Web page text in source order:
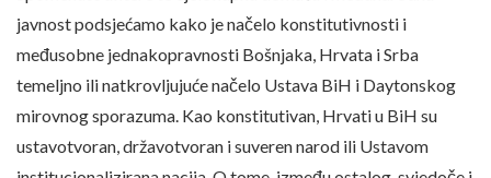
javnost podsjećamo kako je načelo konstitutivnosti i
međusobne jednakopravnosti Bošnjaka, Hrvata i Srba
temeljno ili natkrovljujuće načelo Ustava BiH i Daytonskog
mirovnog sporazuma. Kao konstitutivan, Hrvati u BiH su
ustavotvoran, državotvoran i suveren narod ili Ustavom